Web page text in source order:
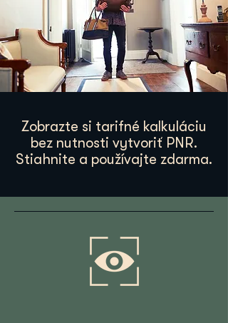
Zobrazte si tarifné kalkuláciu
bez nutnosti vytvoriť PNR.
Stiahnite a používajte zdarma.